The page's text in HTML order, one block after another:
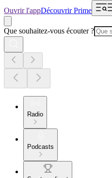
Ouvrir l'appDécouvrir Prime
Que souhaitez-vous écouter ?
Radio
Podcasts